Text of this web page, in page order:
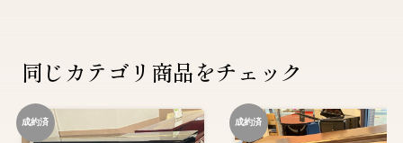
同じカテゴリ商品をチェック
成約済 成約済